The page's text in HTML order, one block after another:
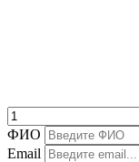
ФИО
Email